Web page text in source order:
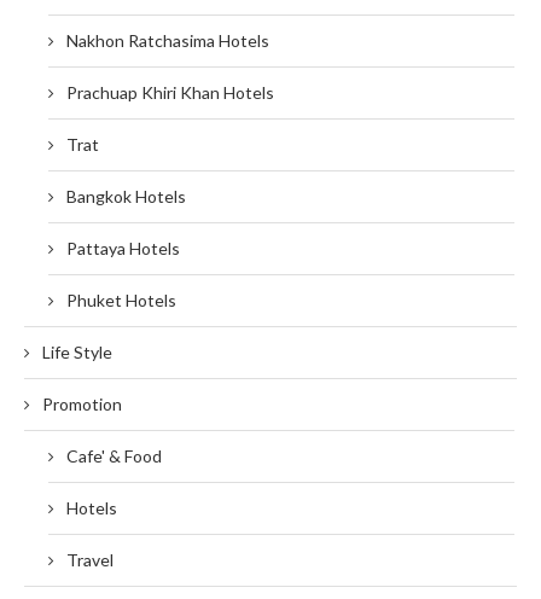
Nakhon Ratchasima Hotels
Prachuap Khiri Khan Hotels
Trat
Bangkok Hotels
Pattaya Hotels
Phuket Hotels
Life Style
Promotion
Cafe' & Food
Hotels
Travel